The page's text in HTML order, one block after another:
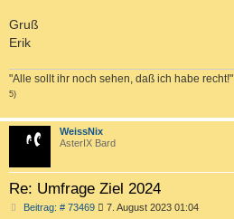
Gruß
Erik
"Alle sollt ihr noch sehen, daß ich habe recht!"
5)
WeissNix
AsterIX Bard
Re: Umfrage Ziel 2024
Beitrag: # 73469B 7. August 2023 01:04